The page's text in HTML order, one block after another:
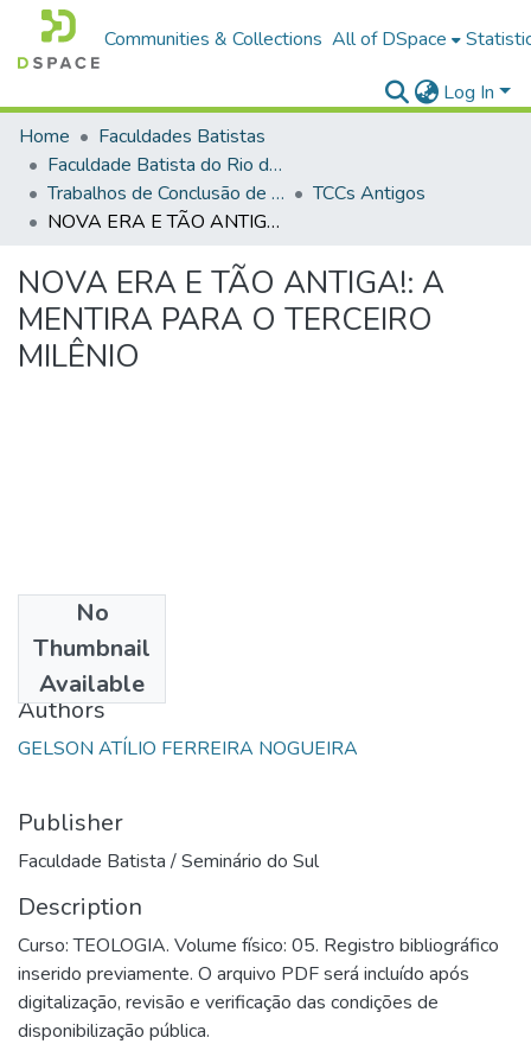
Communities & Collections All of DSpace
Log In
Home
Faculdades Batistas
Faculdade Batista do Rio de Janeiro (FABAT-RJ)
Trabalhos de Conclusão de Curso (TCC)
TCCs Antigos
NOVA ERA E TÃO ANTIGA!: A MENTIRA PARA O TERCEIRO MILÊNIO
NOVA ERA E TÃO ANTIGA!: A
MENTIRA PARA O TERCEIRO
MILÊNIO
No
Thumbnail
Available
1992
Authors
GELSON ATÍLIO FERREIRA NOGUEIRA
Publisher
Faculdade Batista / Seminário do Sul
Description
Curso: TEOLOGIA. Volume físico: 05. Registro bibliográfico
inserido previamente. O arquivo PDF será incluído após
digitalização, revisão e verificação das condições de
disponibilização pública.